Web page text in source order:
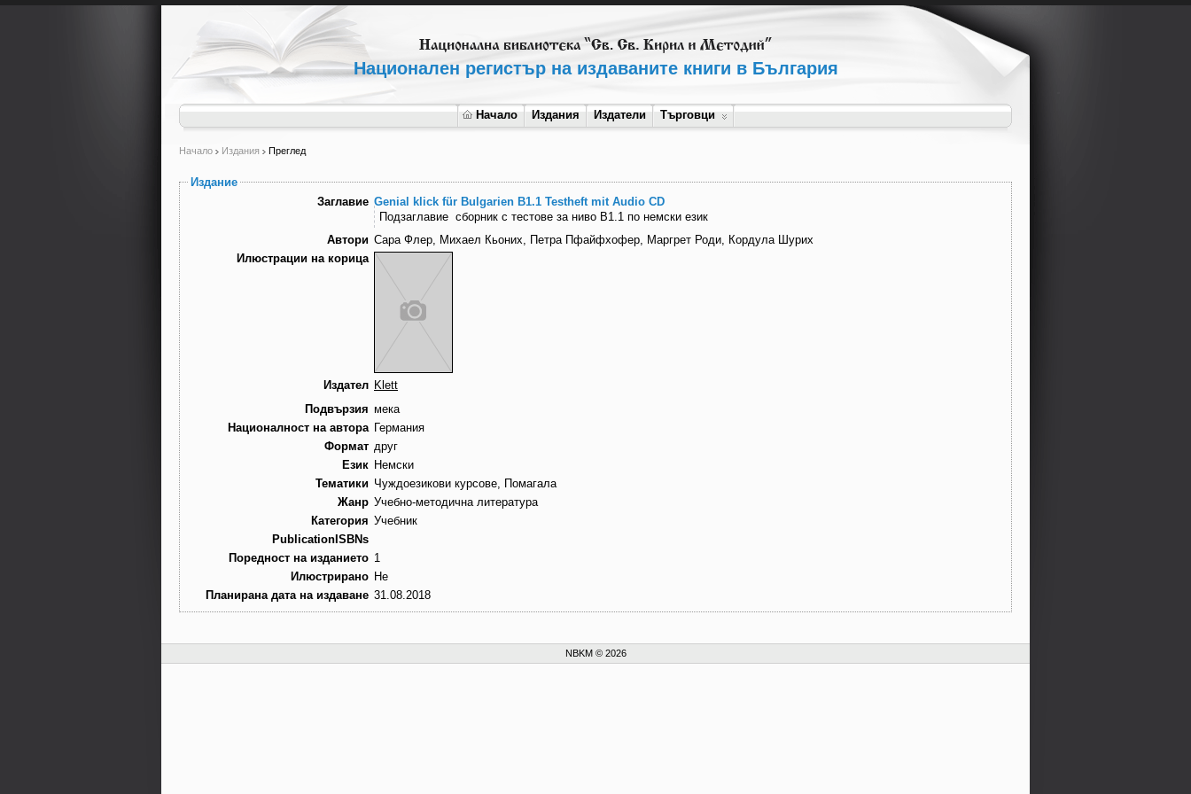
Национален регистър на издаваните книги в България
Начало Издания Издатели Търговци
Начало Издания Преглед
Издание
Заглавие Genial klick für Bulgarien В1.1 Testheft mit Audio CD
Подзаглавие сборник с тестове за ниво В1.1 по немски език
Автори Сара Флер, Михаел Кьоних, Петра Пфайфхофер, Маргрет Роди, Кордула Шурих
Илюстрации на корица
Издател Klett
Подвързия мека
Националност на автора Германия
Формат друг
Език Немски
Тематики Чуждоезикови курсове, Помагала
Жанр Учебно-методична литература
Категория Учебник
PublicationISBNs
Поредност на изданието 1
Илюстрирано Не
Планирана дата на издаване 31.08.2018
NBKM © 2026